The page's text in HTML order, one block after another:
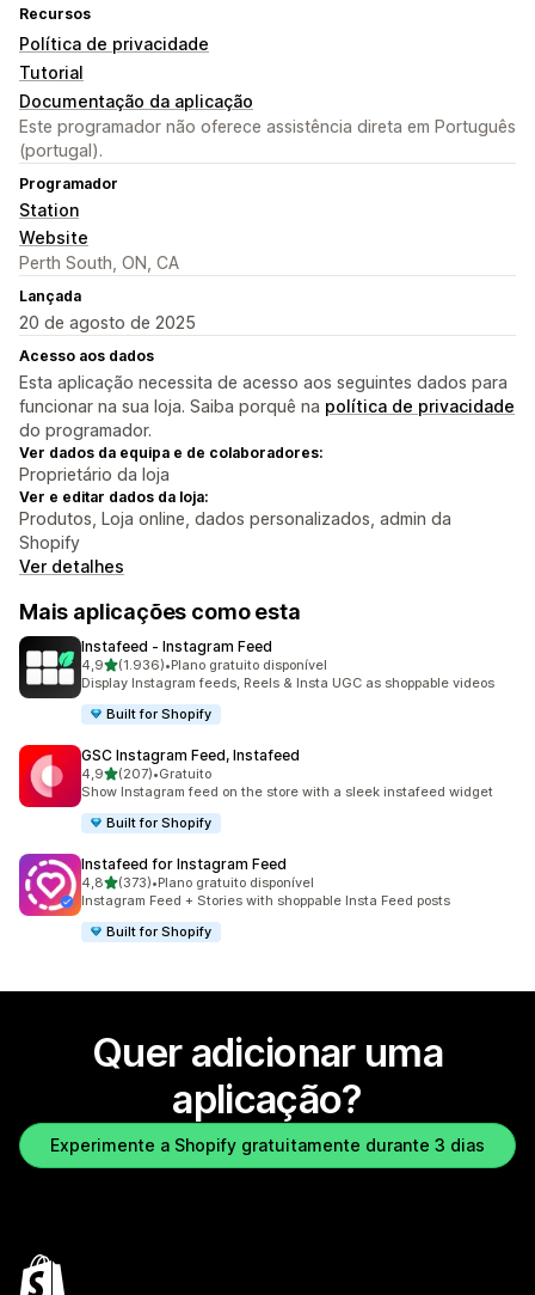
Recursos
Política de privacidade
Tutorial
Documentação da aplicação
Este programador não oferece assistência direta em Português
(portugal).
Programador
Station
Website
Perth South, ON, CA
Lançada
20 de agosto de 2025
Acesso aos dados
Esta aplicação necessita de acesso aos seguintes dados para
funcionar na sua loja. Saiba porquê na política de privacidade
do programador.
Ver dados da equipa e de colaboradores:
Proprietário da loja
Ver e editar dados da loja:
Produtos, Loja online, dados personalizados, admin da
Shopify
Ver detalhes
Mais aplicações como esta
Instafeed ‑ Instagram Feed
4,9de 5 estrelas
(1.936)
1936 total de avaliações
•Plano gratuito disponível
Display Instagram feeds, Reels & Insta UGC as shoppable videos
Built for Shopify
GSC Instagram Feed, Instafeed
4,9de 5 estrelas
(207)
207 total de avaliações
•Gratuito
Show Instagram feed on the store with a sleek instafeed widget
Built for Shopify
Instafeed for Instagram Feed
4,8de 5 estrelas
(373)
373 total de avaliações
•Plano gratuito disponível
Instagram Feed + Stories with shoppable Insta Feed posts
Built for Shopify
Quer adicionar uma
aplicação?
Experimente a Shopify gratuitamente durante 3 dias